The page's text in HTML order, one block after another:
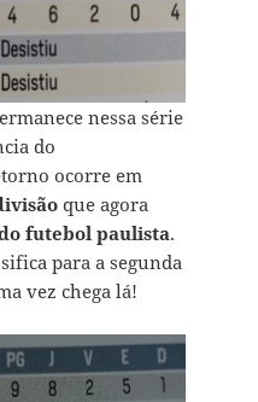
nessa série
do
ocorre em
que agora
futebol paulista.
para a segunda
vez chega lá!